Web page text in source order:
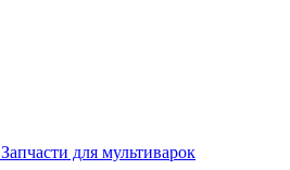
Запчасти для мультиварок